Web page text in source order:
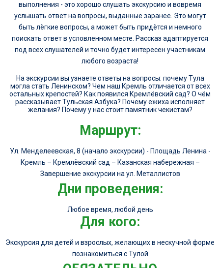
выполнения - это хорошо слушать экскурсию и вовремя
услышать ответ на вопросы, выданные заранее. Это могут
быть лёгкие вопросы, а может быть придётся и немного
поискать ответ в условленном месте. Рассказ адаптируется
под всех слушателей и точно будет интересен участникам
любого возраста!
На экскурсии вы узнаете ответы на вопросы: почему Тула
могла стать Ленинском? Чем наш Кремль отличается от всех
остальных крепостей? Как появился Кремлёвский сад? О чём
рассказывает Тульская Азбука? Почему ежиха исполняет
желания? Почему у нас стоит памятник чекистам?
Маршрут:
Ул. Менделеевская, 8 (начало экскурсии) - Площадь Ленина -
Кремль – Кремлёвский сад – Казанская набережная –
Завершение экскурсии на ул. Металлистов
Дни проведения:
Любое время, любой день
Для кого:
Экскурсия для детей и взрослых, желающих в нескучной форме
познакомиться с Тулой